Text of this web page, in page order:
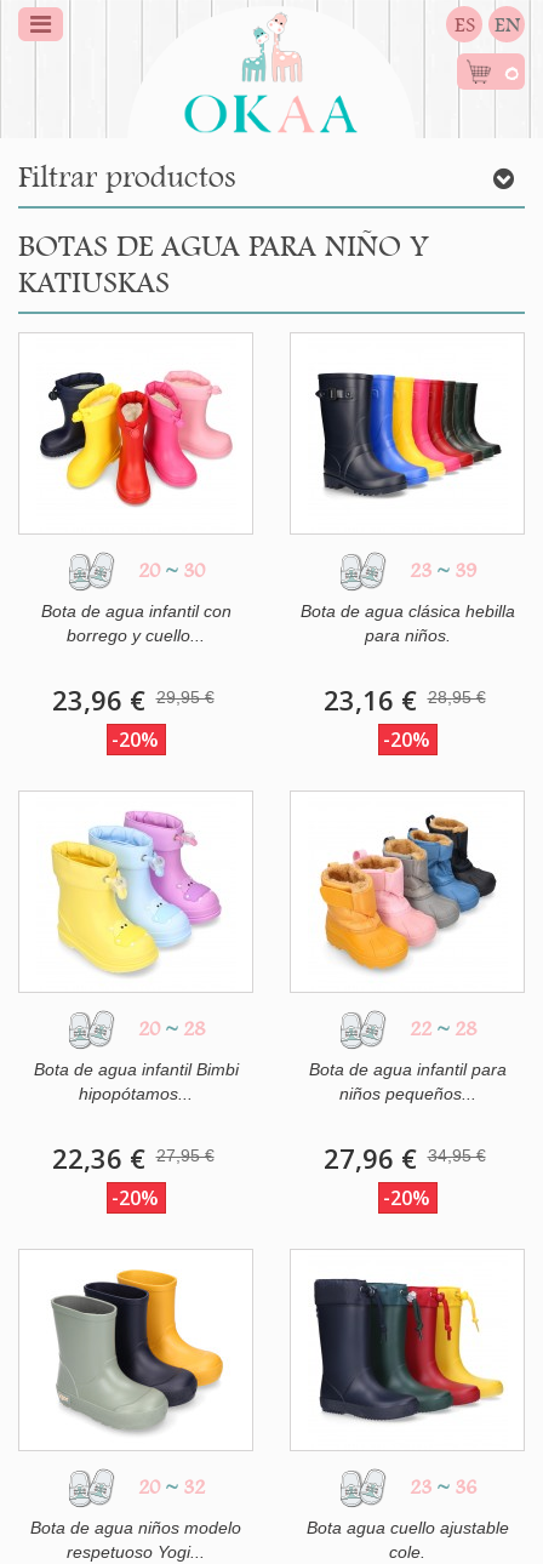
ES EN
0
Filtrar productos
BOTAS DE AGUA PARA NIÑO Y
KATIUSKAS
20 ~ 30
Bota de agua infantil con
borrego y cuello...
23,96 € 29,95 €
-20%
23 ~ 39
Bota de agua clásica hebilla
para niños.
23,16 € 28,95 €
-20%
20 ~ 28
Bota de agua infantil Bimbi
hipopótamos...
22,36 € 27,95 €
-20%
22 ~ 28
Bota de agua infantil para
niños pequeños...
27,96 € 34,95 €
-20%
20 ~ 32
Bota de agua niños modelo
respetuoso Yogi...
23 ~ 36
Bota agua cuello ajustable
cole.